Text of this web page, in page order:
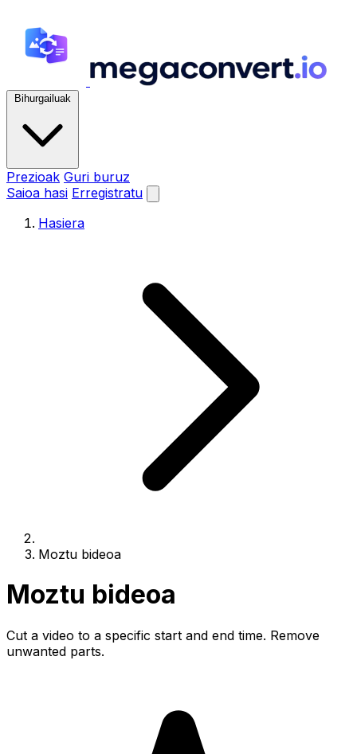
Bihurgailuak
Prezioak Guri buruz
Saioa hasi Erregistratu
Hasiera
Moztu bideoa
Moztu bideoa
Cut a video to a specific start and end time. Remove
unwanted parts.